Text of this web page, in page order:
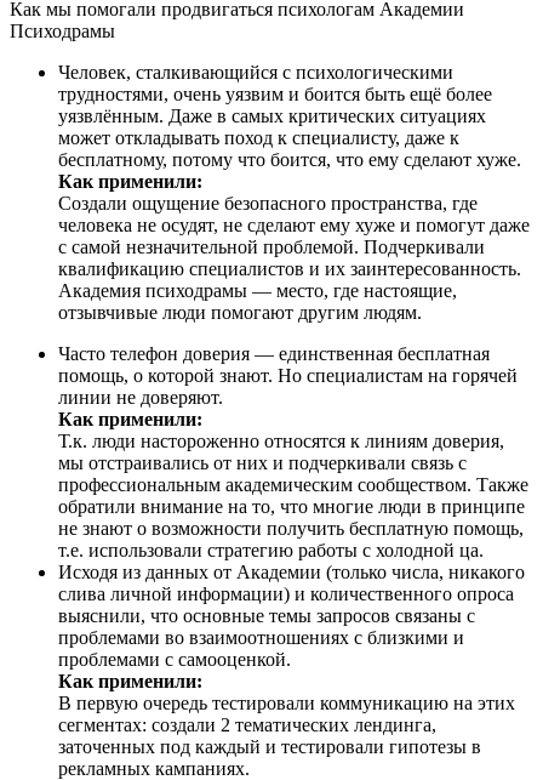
Человек, сталкивающийся с психологическими
трудностями, очень уязвим и боится быть ещё более
уязвлённым. Даже в самых критических ситуациях
может откладывать поход к специалисту, даже к
бесплатному, потому что боится, что ему сделают хуже.
Как применили:
Создали ощущение безопасного пространства, где
человека не осудят, не сделают ему хуже и помогут даже
с самой незначительной проблемой. Подчеркивали
квалификацию специалистов и их заинтересованность.
Академия психодрамы — место, где настоящие,
отзывчивые люди помогают другим людям.
Часто телефон доверия — единственная бесплатная
помощь, о которой знают. Но специалистам на горячей
линии не доверяют.
Как применили:
Т.к. люди настороженно относятся к линиям доверия,
мы отстраивались от них и подчеркивали связь с
профессиональным академическим сообществом. Также
обратили внимание на то, что многие люди в принципе
не знают о возможности получить бесплатную помощь,
т.е. использовали стратегию работы с холодной ца.
Исходя из данных от Академии (только числа, никакого
слива личной информации) и количественного опроса
выяснили, что основные темы запросов связаны с
проблемами во взаимоотношениях с близкими и
проблемами с самооценкой.
Как применили:
В первую очередь тестировали коммуникацию на этих
сегментах: создали 2 тематических лендинга,
заточенных под каждый и тестировали гипотезы в
рекламных кампаниях.